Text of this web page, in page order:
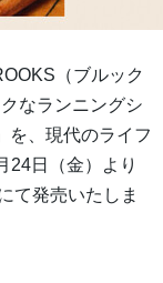
（ブルック
なランニングシ
を、現代のライフ
24日（金）より
て発売いたしま